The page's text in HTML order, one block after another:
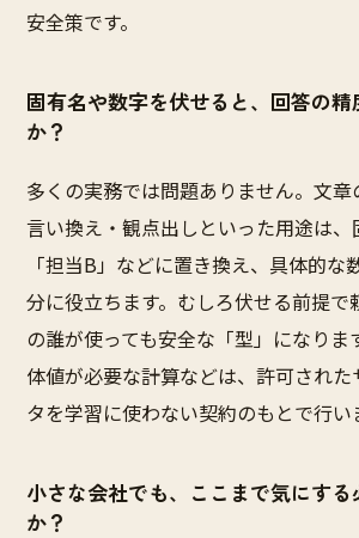
安全策です。
固有名や数字を伏せると、回答の
か？
多くの実務では問題ありません。文章
言い換え・観点出しといった用途は、
「担当B」などに置き換え、具体的な
分に役立ちます。むしろ伏せる前提で
の誰が使っても安全な「型」になりま
体値が必要な計算などは、許可された
タを学習に使わない契約のもとで行い
小さな会社でも、ここまで気にす
か？